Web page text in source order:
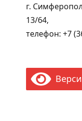
г.
13/64,
телефон: +7